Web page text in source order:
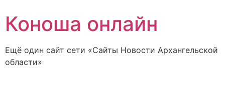
Коноша онлайн
Ещё один сайт сети «Сайты Новости Архангельской
области»